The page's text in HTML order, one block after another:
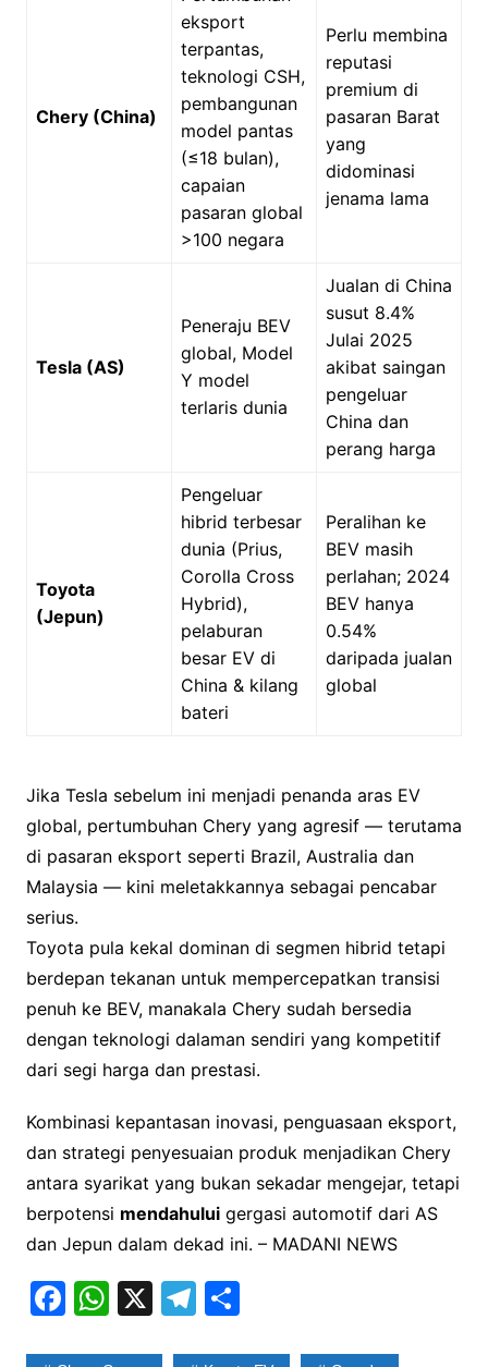
Chery (China)
eksport
terpantas,
teknologi CSH,
pembangunan
model pantas
(≤18 bulan),
capaian
pasaran global
>100 negara
Perlu membina
reputasi
premium di
pasaran Barat
yang
didominasi
jenama lama
Tesla (AS)
Peneraju BEV
global, Model
Y model
terlaris dunia
Jualan di China
susut 8.4%
Julai 2025
akibat saingan
pengeluar
China dan
perang harga
Toyota
(Jepun)
Pengeluar
hibrid terbesar
dunia (Prius,
Corolla Cross
Hybrid),
pelaburan
besar EV di
China & kilang
bateri
Peralihan ke
BEV masih
perlahan; 2024
BEV hanya
0.54%
daripada jualan
global
Jika Tesla sebelum ini menjadi penanda aras EV
global, pertumbuhan Chery yang agresif — terutama
di pasaran eksport seperti Brazil, Australia dan
Malaysia — kini meletakkannya sebagai pencabar
serius.
Toyota pula kekal dominan di segmen hibrid tetapi
berdepan tekanan untuk mempercepatkan transisi
penuh ke BEV, manakala Chery sudah bersedia
dengan teknologi dalaman sendiri yang kompetitif
dari segi harga dan prestasi.
Kombinasi kepantasan inovasi, penguasaan eksport,
dan strategi penyesuaian produk menjadikan Chery
antara syarikat yang bukan sekadar mengejar, tetapi
berpotensi mendahuluigergasi automotif dari AS
dan Jepun dalam dekad ini. – MADANI NEWS
F W X T S